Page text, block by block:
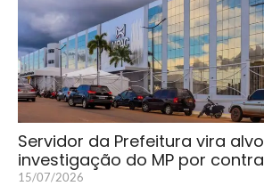
Servidor da Prefeitura vira
investigação do MP por
15/07/2026